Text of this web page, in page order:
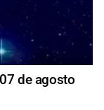
de agosto